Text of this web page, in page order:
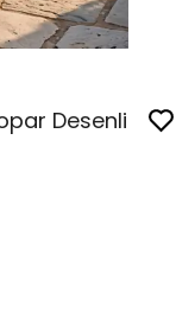
Desenli